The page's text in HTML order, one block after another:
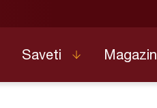
Saveti Magazin